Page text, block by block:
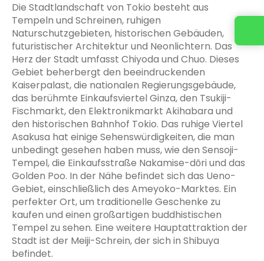
Die Stadtlandschaft von Tokio besteht aus
Tempeln und Schreinen, ruhigen
Naturschutzgebieten, historischen Gebäuden,
futuristischer Architektur und Neonlichtern. Das
Herz der Stadt umfasst Chiyoda und Chuo. Dieses
Gebiet beherbergt den beeindruckenden
Kaiserpalast, die nationalen Regierungsgebäude,
das berühmte Einkaufsviertel Ginza, den Tsukiji-
Fischmarkt, den Elektronikmarkt Akihabara und
den historischen Bahnhof Tokio. Das ruhige Viertel
Asakusa hat einige Sehenswürdigkeiten, die man
unbedingt gesehen haben muss, wie den Sensoji-
Tempel, die Einkaufsstraße Nakamise-dōri und das
Golden Poo. In der Nähe befindet sich das Ueno-
Gebiet, einschließlich des Ameyoko-Marktes. Ein
perfekter Ort, um traditionelle Geschenke zu
kaufen und einen großartigen buddhistischen
Tempel zu sehen. Eine weitere Hauptattraktion der
Stadt ist der Meiji-Schrein, der sich in Shibuya
befindet.